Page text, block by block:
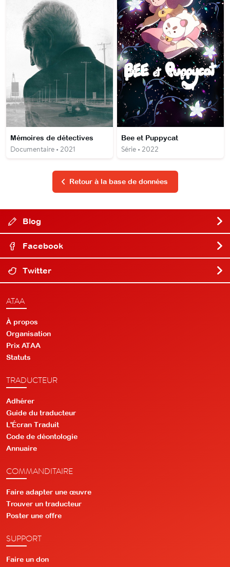
Mémoires de détectives
Documentaire • 2021
Bee et Puppycat
Série • 2022
Retour à la base de données
Blog
Facebook
Twitter
ATAA
À propos
Organisation
Prix ATAA
Statuts
TRADUCTEUR
Adhérer
Guide du traducteur
L'Écran Traduit
Code de déontologie
Annuaire
COMMANDITAIRE
Faire adapter une œuvre
Trouver un traducteur
Poster une offre
SUPPORT
Faire un don